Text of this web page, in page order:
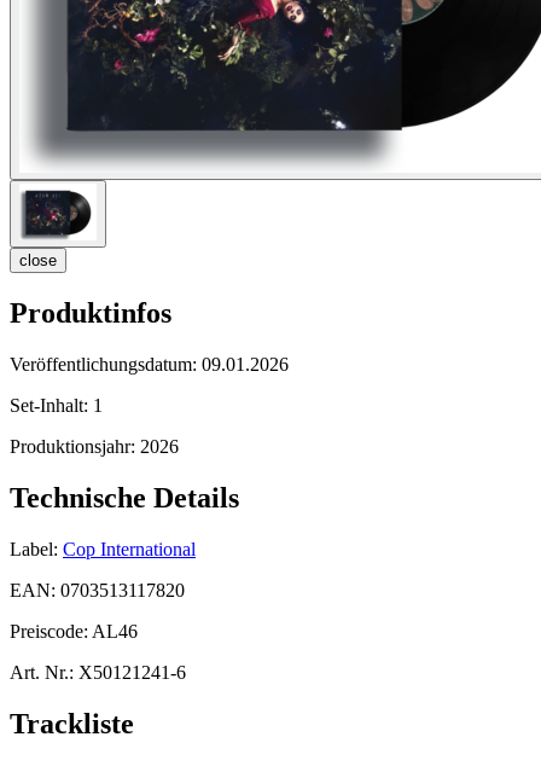
close
Produktinfos
Veröffentlichungsdatum: 09.01.2026
Set-Inhalt: 1
Produktionsjahr: 2026
Technische Details
Label: Cop International
EAN: 0703513117820
Preiscode: AL46
Art. Nr.: X50121241-6
Trackliste